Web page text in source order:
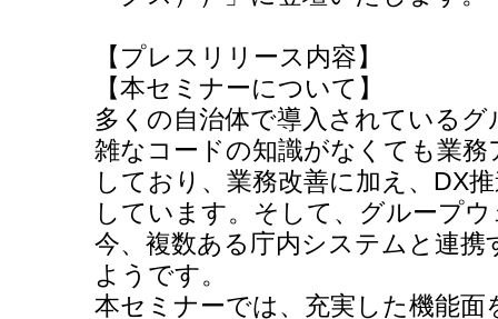
【プレスリリース内容】
【本セミナーについて】
多くの自治体で導入されている
雑なコードの知識がなくても業
しており、業務改善に加え、DX
しています。そして、グループ
今、複数ある庁内システムと連
ようです。
本セミナーでは、充実した機能